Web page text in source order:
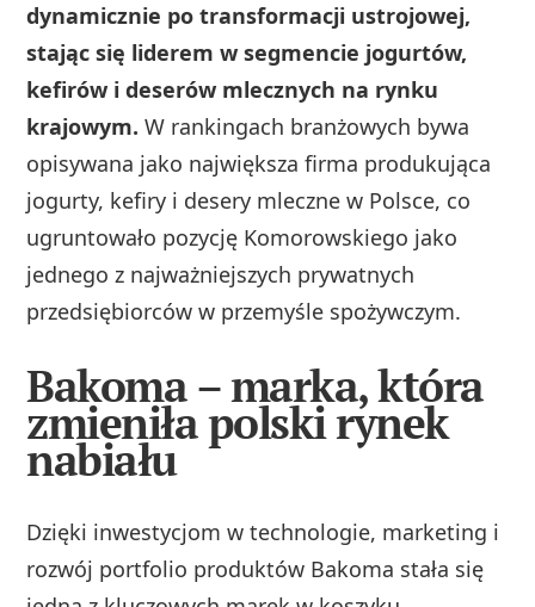
dynamicznie po transformacji ustrojowej,
stając się liderem w segmencie jogurtów,
kefirów i deserów mlecznych na rynku
krajowym. W rankingach branżowych bywa
opisywana jako największa firma produkująca
jogurty, kefiry i desery mleczne w Polsce, co
ugruntowało pozycję Komorowskiego jako
jednego z najważniejszych prywatnych
przedsiębiorców w przemyśle spożywczym.
Bakoma – marka, która
zmieniła polski rynek
nabiału
Dzięki inwestycjom w technologie, marketing i
rozwój portfolio produktów Bakoma stała się